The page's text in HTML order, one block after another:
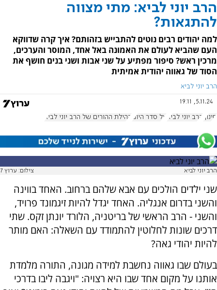
הרב יוני לביא: מתי מצווה
להתגאות?
למה יהודים רבים נוטים להתבייש בזהותם? איך קרה שדווקא
העם שהביא לעולם את האמונה באל אחד, המוסר והערכים,
מרכין ראש? סיפור מפתיע על שני אבות ושני בנים חושף את
הסוד של גאווה יהודית אמיתית
הרב יוני לביא
5.11.24, 19:11
חינוך הרב יוני לביא על סדר היום קהילת ההורים של הרב יוני לביא
הרב יוני לביא צילום: ערוץ 7
שני ילדים הולכים עם אבא שלהם ברחוב. האחד בווינה
והשני בדרום אנגליה. האחד יגדל להיות זיגמונד פרויד,
והשני - הרב הראשי של בריטניה, הלורד יונתן זקס. שתי
דרכים שונות לחלוטין להתמודד עם השאלה: האם מותר
להיות יהודי גאה?
בעולם שבו גאווה נחשבת למידה מגונה, התורה מלמדת
אותנו על מקום אחד שבו היא רצויה: "ויגבה ליבו בדרכי